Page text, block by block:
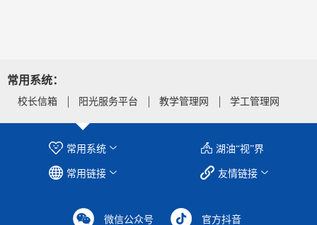
常用系统：
校长信箱 阳光服务平台 教学管理网 学工管理网
湖油“视”界
常用系统
友情链接
常用链接
微信公众号 官方抖音